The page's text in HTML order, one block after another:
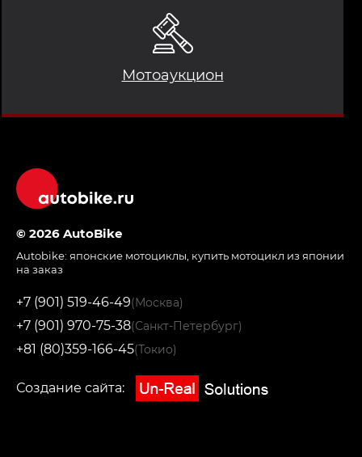
Мотоаукцион
© 2026 AutoBike
Autobike: японские мотоциклы купить мотоцикл из японии
на заказ
+7 (901) 519-46-49(Москва)
+7 (901) 970-75-38(Санкт-Петербург)
+81 (80)359-166-45(Токио)
Создание сайта: